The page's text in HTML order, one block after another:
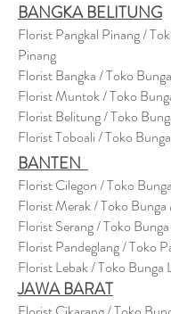
BANGKA BELITUNG
Florist Pangkal Pinang /
Pinang
Florist Bangka / Toko
Florist Muntok / Toko
Florist Belitung / Toko
Florist Toboali / Toko
BANTEN
Florist Cilegon / Toko
Florist Merak / Toko
Florist Serang / Toko
Florist Pandeglang / Toko
Florist Lebak / Toko Bunga
JAWA BARAT